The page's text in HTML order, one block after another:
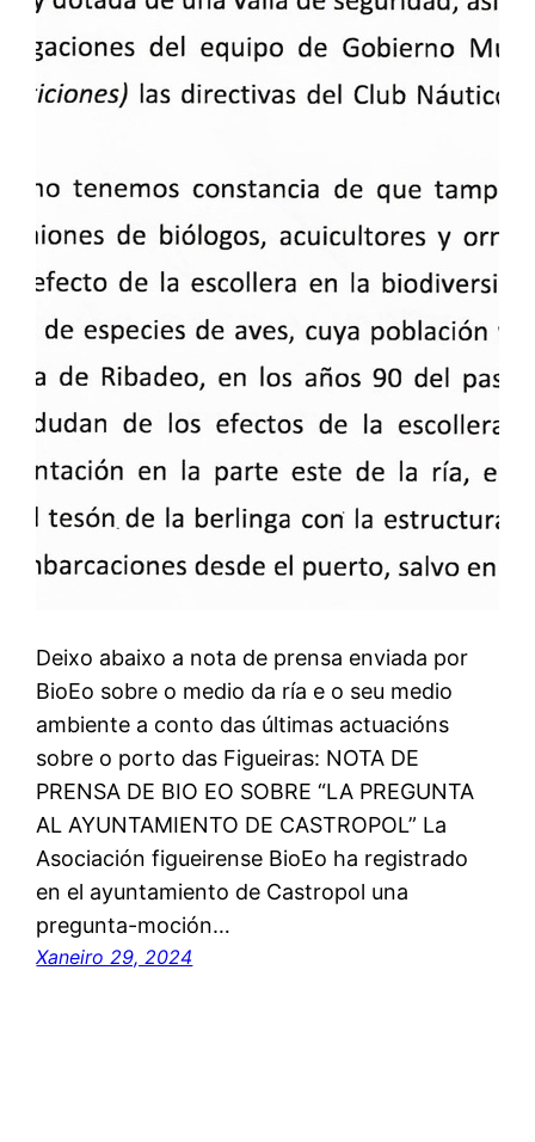
Deixo abaixo a nota de prensa enviada por
BioEo sobre o medio da ría e o seu medio
ambiente a conto das últimas actuacións
sobre o porto das Figueiras: NOTA DE
PRENSA DE BIO EO SOBRE “LA PREGUNTA
AL AYUNTAMIENTO DE CASTROPOL” La
Asociación figueirense BioEo ha registrado
en el ayuntamiento de Castropol una
pregunta-moción…
Xaneiro 29, 2024